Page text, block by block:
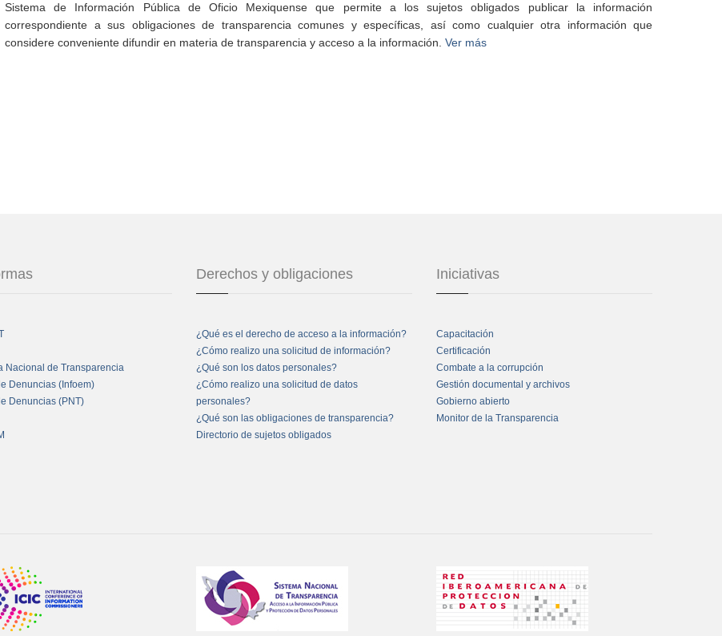
Sistema de Información Pública de Oficio Mexiquense que permite a los sujetos obligados publicar la información
correspondiente a sus obligaciones de transparencia comunes y específicas, así como cualquier otra información que
considere conveniente difundir en materia de transparencia y acceso a la información. Ver más
Nacional de Transparencia
Denuncias (Infoem)
Denuncias (PNT)
Derechos y obligaciones
¿Qué es el derecho de acceso a la información?
¿Cómo realizo una solicitud de información?
¿Qué son los datos personales?
¿Cómo realizo una solicitud de datos
personales?
¿Qué son las obligaciones de transparencia?
Directorio de sujetos obligados
Iniciativas
Capacitación
Certificación
Combate a la corrupción
Gestión documental y archivos
Gobierno abierto
Monitor de la Transparencia